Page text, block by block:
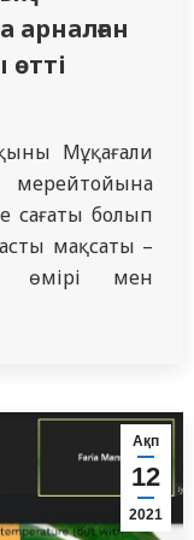
өтті
Мұқағали
мерейтойына
сағаты болып
мақсаты –
өмірі мен
Ақын
ұсыну. Топ
Бакытгуль
туралы
Ақп
12
2021